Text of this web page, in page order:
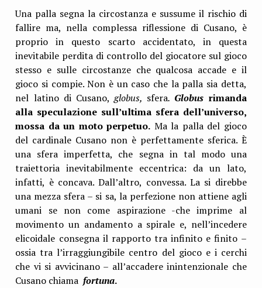
Una palla segna la circostanza e sussume il rischio di
fallire ma, nella complessa riflessione di Cusano, è
proprio in questo scarto accidentato, in questa
inevitabile perdita di controllo del giocatore sul gioco
stesso e sulle circostanze che qualcosa accade e il
gioco si compie. Non è un caso che la palla sia detta,
nel latino di Cusano,globus, sfera. Globus rimanda
alla speculazione sull’ultima sfera dell’universo,
mossa da un moto perpetuo. Ma la palla del gioco
del cardinale Cusano non è perfettamente sferica. È
una sfera imperfetta, che segna in tal modo una
traiettoria inevitabilmente eccentrica: da un lato,
infatti, è concava. Dall’altro, convessa. La si direbbe
una mezza sfera – si sa, la perfezione non attiene agli
umani se non come aspirazione -che imprime al
movimento un andamento a spirale e, nell’incedere
elicoidale consegna il rapporto tra infinito e finito –
ossia tra l’irraggiungibile centro del gioco e i cerchi
che vi si avvicinano – all’accadere inintenzionale che
Cusano chiamafortuna.